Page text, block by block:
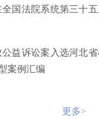
国法院系统第三十
益诉讼案入选河北
案例汇编
更多>